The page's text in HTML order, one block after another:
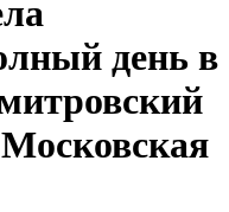
день в